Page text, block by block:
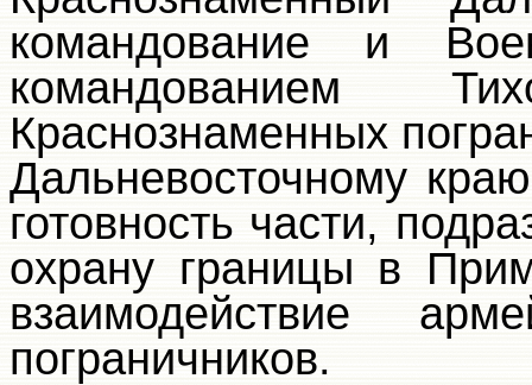
командование и
командованием
Краснознаменных
Дальневосточному
готовность части,
охрану границы в
взаимодействие
пограничников.